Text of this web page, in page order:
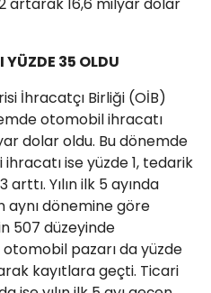
YÜZDE 35 OLDU
İhracatçı Birliği (OİB)
otomobil ihracatı
dolar oldu. Bu dönemde
ise yüzde 1, tedarik
Yılın ilk 5 ayında
aynı dönemine göre
507 düzeyinde
pazarı da yüzde
kayıtlara geçti. Ticari